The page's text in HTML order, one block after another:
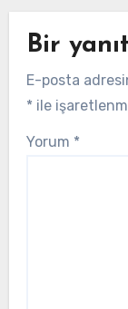
Bir
E-posta
* ile
Yorum *